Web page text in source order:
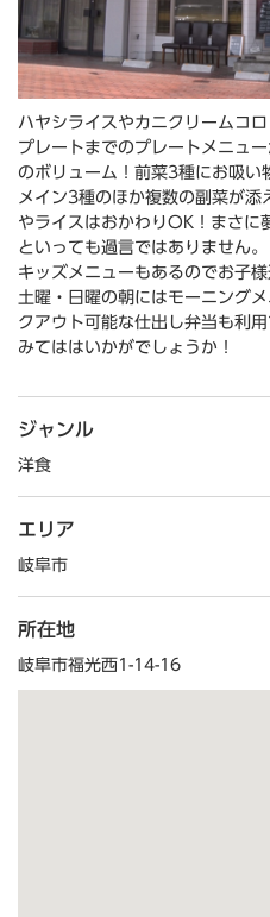
ハヤシライスやカニクリームコ
プレートまでのプレートメニュ
のボリューム！前菜3種にお吸い
メイン3種のほか複数の副菜が
やライスはおかわりOK！まさに
といっても過言ではありません。
キッズメニューもあるのでお子
土曜・日曜の朝にはモーニング
クアウト可能な仕出し弁当も利
みてははいかがでしょうか！
ジャンル
洋食
エリア
岐阜市
所在地
岐阜市福光西1-14-16